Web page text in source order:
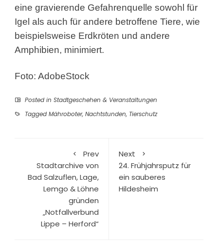
eine gravierende Gefahrenquelle sowohl für
Igel als auch für andere betroffene Tiere, wie
beispielsweise Erdkröten und andere
Amphibien, minimiert.
Foto: AdobeStock
Posted in Stadtgeschehen & Veranstaltungen
Tagged Mähroboter, Nachtstunden, Tierschutz
Prev
Stadtarchive von
Bad Salzuflen, Lage,
Lemgo & Löhne
gründen
„Notfallverbund
Lippe – Herford“
Next
24. Frühjahrsputz für
ein sauberes
Hildesheim